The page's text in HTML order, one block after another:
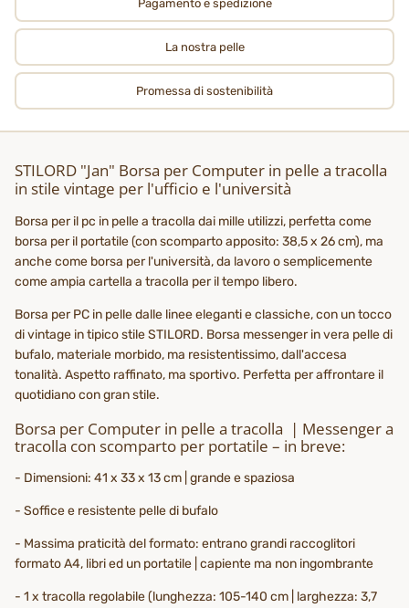
Pagamento e spedizione
La nostra pelle
Promessa di sostenibilità
STILORD "Jan" Borsa per Computer in pelle a tracolla
in stile vintage per l'ufficio e l'università
Borsa per il pc in pelle a tracolla dai mille utilizzi, perfetta come
borsa per il portatile (con scomparto apposito: 38,5 x 26 cm), ma
anche come borsa per l'università, da lavoro o semplicemente
come ampia cartella a tracolla per il tempo libero.
Borsa per PC in pelle dalle linee eleganti e classiche, con un tocco
di vintage in tipico stile STILORD. Borsa messenger in vera pelle di
bufalo, materiale morbido, ma resistentissimo, dall'accesa
tonalità. Aspetto raffinato, ma sportivo. Perfetta per affrontare il
quotidiano con gran stile.
Borsa per Computer in pelle a tracolla | Messenger a
tracolla con scomparto per portatile – in breve:
- Dimensioni: 41 x 33 x 13 cm | grande e spaziosa
- Soffice e resistente pelle di bufalo
- Massima praticità del formato: entrano grandi raccoglitori
formato A4, libri ed un portatile | capiente ma non ingombrante
- 1 x tracolla regolabile (lunghezza: 105-140 cm | larghezza: 3,7